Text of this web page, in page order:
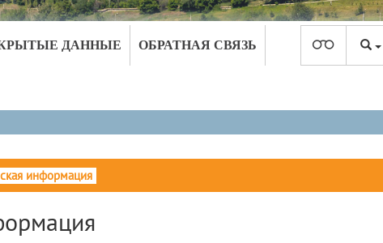
ДАННЫЕ ОБРАТНАЯ СВЯЗЬ
информация